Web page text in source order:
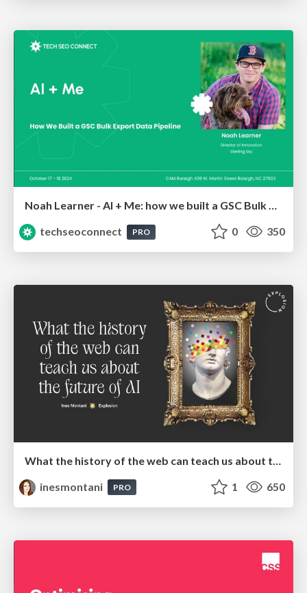
Noah Learner - AI + Me: how we built a GSC Bulk Export data pipeline
techseoconnect
PRO 0 350
inesmontani
PRO 1 650